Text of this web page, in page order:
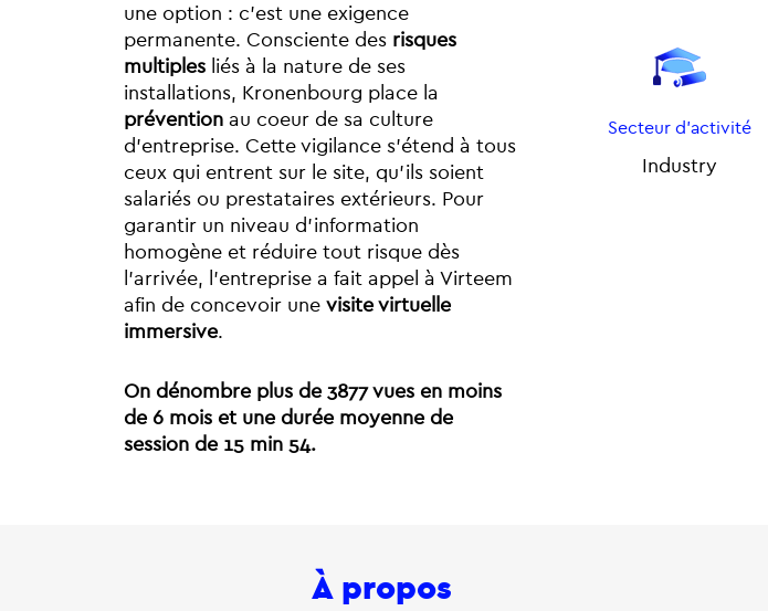
une option : c’est une exigence
permanente. Consciente des risques
multiples liés à la nature de ses
installations, Kronenbourg place la
prévention au coeur de sa culture
d’entreprise. Cette vigilance s’étend à tous
ceux qui entrent sur le site, qu’ils soient
salariés ou prestataires extérieurs. Pour
garantir un niveau d’information
homogène et réduire tout risque dès
l’arrivée, l’entreprise a fait appel à Virteem
afin de concevoir une visite virtuelle
immersive.
On dénombre plus de 3877 vues en moins
de 6 mois et une durée moyenne de
session de 15 min 54.
Secteur d'activité
Industry
À propos